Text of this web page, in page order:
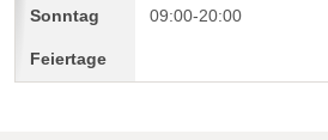
09:00-20:00